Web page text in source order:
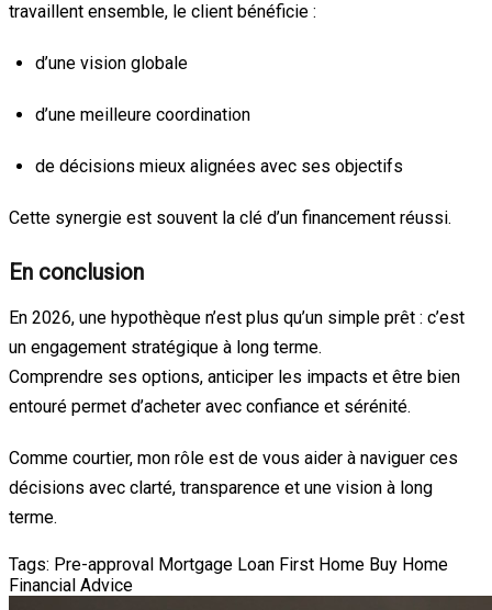
travaillent ensemble, le client bénéficie :
d’une vision globale
d’une meilleure coordination
de décisions mieux alignées avec ses objectifs
Cette synergie est souvent la clé d’un financement réussi.
En conclusion
En 2026, une hypothèque n’est plus qu’un simple prêt : c’est
un engagement stratégique à long terme.
Comprendre ses options, anticiper les impacts et être bien
entouré permet d’acheter avec confiance et sérénité.
Comme courtier, mon rôle est de vous aider à naviguer ces
décisions avec clarté, transparence et une vision à long
terme.
Tags: Pre-approval Mortgage Loan First Home Buy Home
Financial Advice